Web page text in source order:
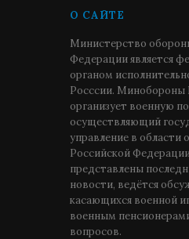
О САЙТЕ
Министерство
Федерации является
органом
Росссии. Минобороны
организует военную
осуществляющий
управление в области
Российской
представлены
новости, ведётся
касающихся военной
военным
вопросов.